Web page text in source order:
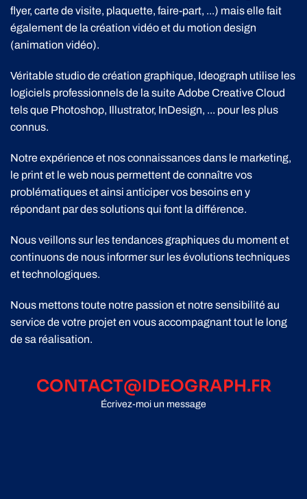
flyer, carte de visite, plaquette, faire-part, ...) mais elle fait
également de la création vidéo et du motion design
(animation vidéo).
Véritable studio de création graphique, Ideograph utilise les
logiciels professionnels de la suite Adobe Creative Cloud
tels que Photoshop, Illustrator, InDesign, ... pour les plus
connus.
Notre expérience et nos connaissances dans le marketing,
le print et le web nous permettent de connaître vos
problématiques et ainsi anticiper vos besoins en y
répondant par des solutions qui font la différence.
Nous veillons sur les tendances graphiques du moment et
continuons de nous informer sur les évolutions techniques
et technologiques.
Nous mettons toute notre passion et notre sensibilité au
service de votre projet en vous accompagnant tout le long
de sa réalisation.
CONTACT@IDEOGRAPH.FR
Écrivez-moi un message